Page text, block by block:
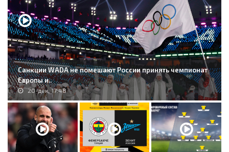
Санкции WADA не помешают России принять чемпионат
Европы и..
20-дек, 17:48